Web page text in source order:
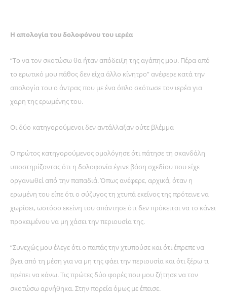
Η απολογία του δολοφόνου του ιερέα
“Το να τον σκοτώσω θα ήταν απόδειξη της αγάπης μου. Πέρα από
το ερωτικό μου πάθος δεν είχα άλλο κίνητρο” ανέφερε κατά την
απολογία του ο άντρας που με ένα όπλο σκότωσε τον ιερέα για
χαρη της ερωμένης του.
Οι δύο κατηγορούμενοι δεν αντάλλαξαν ούτε βλέμμα
Ο πρώτος κατηγορούμενος ομολόγησε ότι πάτησε τη σκανδάλη
υποστηρίζοντας ότι η δολοφονία έγινε βάση σχεδίου που είχε
οργανωθεί από την παπαδιά. Όπως ανέφερε, αρχικά, όταν η
ερωμένη του είπε ότι ο σύζυγος τη χτυπά εκείνος της πρότεινε να
χωρίσει, ωστόσο εκείνη του απάντησε ότι δεν πρόκειται να το κάνει
προκειμένου να μη χάσει την περιουσία της.
“Συνεχώς μου έλεγε ότι ο παπάς την χτυπούσε και ότι έπρεπε να
βγει από τη μέση για να μη της φάει την περιουσία και ότι ξέρω τι
πρέπει να κάνω. Τις πρώτες δύο φορές που μου ζήτησε να τον
σκοτώσω αρνήθηκα. Στην πορεία όμως με έπεισε.